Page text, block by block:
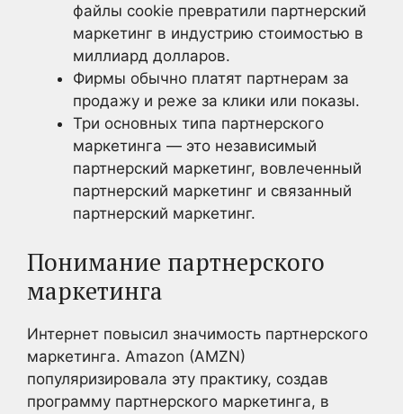
файлы cookie превратили партнерский
маркетинг в индустрию стоимостью в
миллиард долларов.
Фирмы обычно платят партнерам за
продажу и реже за клики или показы.
Три основных типа партнерского
маркетинга — это независимый
партнерский маркетинг, вовлеченный
партнерский маркетинг и связанный
партнерский маркетинг.
Понимание партнерского
маркетинга
Интернет повысил значимость партнерского
маркетинга. Amazon (AMZN)
популяризировала эту практику, создав
программу партнерского маркетинга, в